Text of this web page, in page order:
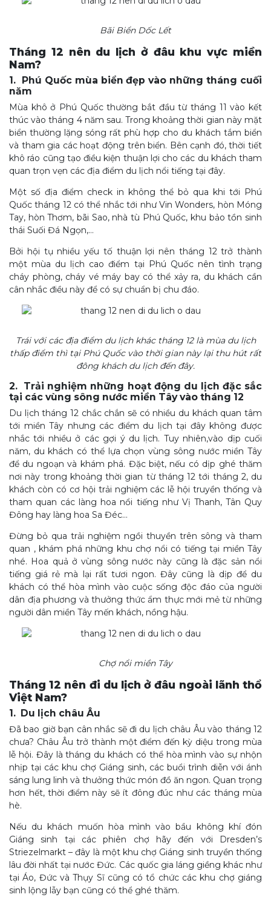
Bãi Biển Dốc Lết
Tháng 12 nên du lịch ở đâu khu vực miền
Nam?
1. Phú Quốc mùa biển đẹp vào những tháng cuối
năm
Mùa khô ở Phú Quốc thường bắt đầu từ tháng 11 vào kết
thúc vào tháng 4 năm sau. Trong khoảng thời gian này mặt
biển thường lặng sóng rất phù hợp cho du khách tắm biển
và tham gia các hoạt động trên biển. Bên cạnh đó, thời tiết
khô ráo cũng tạo điều kiện thuận lợi cho các du khách tham
quan trọn vẹn các địa điểm du lịch nổi tiếng tại đây.
Một số địa điểm check in không thể bỏ qua khi tới Phú
Quốc tháng 12 có thể nhắc tới như Vin Wonders, hòn Móng
Tay, hòn Thơm, bãi Sao, nhà tù Phú Quốc, khu bảo tồn sinh
thái Suối Đá Ngọn,…
Bởi hội tụ nhiều yếu tố thuận lợi nên tháng 12 trở thành
một mùa du lịch cao điểm tại Phú Quốc nên tình trạng
cháy phòng, cháy vé máy bay có thể xảy ra, du khách cần
cân nhắc điều này để có sự chuẩn bị chu đáo.
Trái với các địa điểm du lịch khác tháng 12 là mùa du lịch
thấp điểm thì tại Phú Quốc vào thời gian này lại thu hút rất
đông khách du lịch đến đây.
2. Trải nghiệm những hoạt động du lịch đặc sắc
tại các vùng sông nước miền Tây vào tháng 12
Du lịch tháng 12 chắc chắn sẽ có nhiều du khách quan tâm
tới miền Tây nhưng các điểm du lịch tại đây không được
nhắc tới nhiều ở các gợi ý du lịch. Tuy nhiên,vào dịp cuối
năm, du khách có thể lựa chọn vùng sông nước miền Tây
để du ngoạn và khám phá. Đặc biệt, nếu có dịp ghé thăm
nơi này trong khoảng thời gian từ tháng 12 tới tháng 2, du
khách còn có cơ hội trải nghiệm các lễ hội truyền thống và
tham quan các làng hoa nổi tiếng như Vị Thanh, Tân Quy
Đông hay làng hoa Sa Đéc…
Đừng bỏ qua trải nghiệm ngồi thuyền trên sông và tham
quan , khám phá những khu chợ nổi có tiếng tại miền Tây
nhé. Hoa quả ở vùng sông nước này cũng là đặc sản nổi
tiếng giá rẻ mà lại rất tươi ngon. Đây cũng là dịp để du
khách có thể hòa mình vào cuộc sống độc đáo của người
dân địa phương và thưởng thức ẩm thực mới mẻ từ những
người dân miền Tây mến khách, nồng hậu.
Chợ nổi miền Tây
Tháng 12 nên đi du lịch ở đâu ngoài lãnh thổ
Việt Nam?
1. Du lịch châu Âu
Đã bao giờ bạn cân nhắc sẽ đi du lịch châu Âu vào tháng 12
chưa? Châu Âu trở thành một điểm đến kỳ diệu trong mùa
lễ hội. Đây là tháng du khách có thể hòa mình vào sự nhộn
nhịp tại các khu chợ Giáng sinh, các buổi trình diễn với ánh
sáng lung linh và thưởng thức món đồ ăn ngon. Quan trọng
hơn hết, thời điểm này sẽ ít đông đúc như các tháng mùa
hè.
Nếu du khách muốn hòa mình vào bầu không khí đón
Giáng sinh tại các phiên chợ hãy đến với Dresden’s
Striezelmarkt – đây là một khu chợ Giáng sinh truyền thống
lâu đời nhất tại nước Đức. Các quốc gia láng giềng khác như
tại Áo, Đức và Thụy Sĩ cũng có tổ chức các khu chợ giáng
sinh lộng lẫy bạn cũng có thể ghé thăm.